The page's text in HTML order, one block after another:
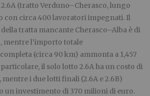
(tratto Verduno–Cherasco, lungo
con circa 400 lavoratori impegnati. Il
tratta mancante Cherasco–Alba è di
mentre l’importo totale
(circa 90 km) ammonta a 1,457
il solo lotto 2.6A ha un costo di
i due lotti finali (2.6A e 2.6B)
un investimento di 370 milioni di euro.